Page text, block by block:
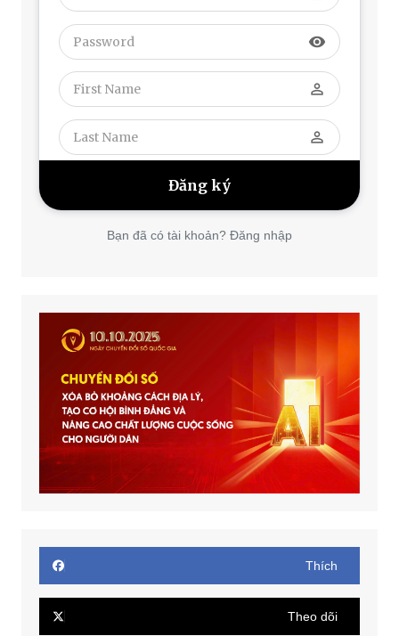
visibility
perm_identity
perm_identity
Bạn đã có tài khoản? Đăng nhập
Thích
Theo dõi